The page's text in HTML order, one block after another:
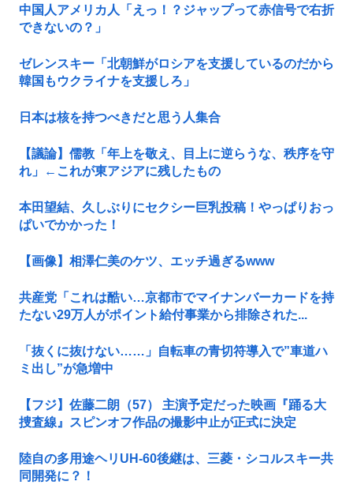
中国人アメリカ人「えっ！？ジャップって赤信号で右折
できないの？」
ゼレンスキー「北朝鮮がロシアを支援しているのだから
韓国もウクライナを支援しろ」
日本は核を持つべきだと思う人集合
【議論】儒教「年上を敬え、目上に逆らうな、秩序を守
れ」←これが東アジアに残したもの
本田望結、久しぶりにセクシー巨乳投稿！やっぱりおっ
ぱいでかかった！
【画像】相澤仁美のケツ、エッチ過ぎるwww
共産党「これは酷い…京都市でマイナンバーカードを持
たない29万人がポイント給付事業から排除された...
「抜くに抜けない……」自転車の青切符導入で”車道ハ
ミ出し”が急増中
【フジ】佐藤二朗（57） 主演予定だった映画『踊る大
捜査線』スピンオフ作品の撮影中止が正式に決定
陸自の多用途ヘリUH-60後継は、三菱・シコルスキー共
同開発に？！